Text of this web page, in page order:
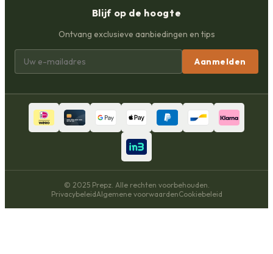
Blijf op de hoogte
Ontvang exclusieve aanbiedingen en tips
Aanmelden
© 2025 Prepz. Alle rechten voorbehouden.
PrivacybeleidAlgemene voorwaardenCookiebeleid